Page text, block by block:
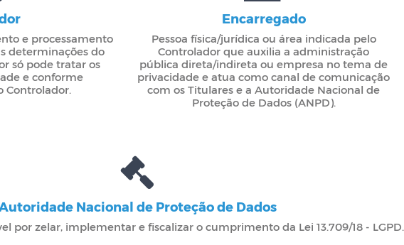
e processamento
determinações do
só pode tratar os
e conforme
Controlador.
Encarregado
Pessoa física/jurídica ou área indicada pelo
Controlador que auxilia a administração
pública direta/indireta ou empresa no tema de
privacidade e atua como canal de comunicação
com os Titulares e a Autoridade Nacional de
Proteção de Dados (ANPD).
Autoridade Nacional de Proteção de Dados
por zelar, implementar e fiscalizar o cumprimento da Lei 13.709/18 - LGPD.